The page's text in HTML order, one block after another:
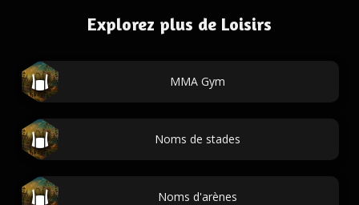
Explorez plus de Loisirs
MMA Gym
Noms de stades
Noms d'arènes